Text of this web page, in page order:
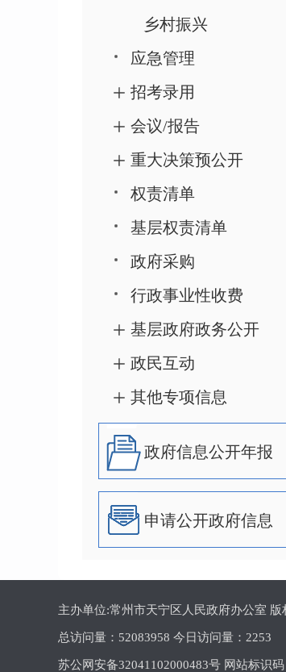
乡村振兴
应急管理
招考录用
会议/报告
重大决策预公开
权责清单
基层权责清单
政府采购
行政事业性收费
基层政府政务公开
政民互动
其他专项信息
政府信息公开年报
申请公开政府信息
主办单位:常州市天宁区人民政府办公室 版
总访问量： 52083958 今日访问量： 2253
苏公网安备32041102000483号 网站标识码